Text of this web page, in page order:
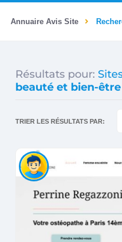
Annuaire Avis Site
Résultats pour:
beauté et bien-être
TRIER LES RÉSULTATS PAR: